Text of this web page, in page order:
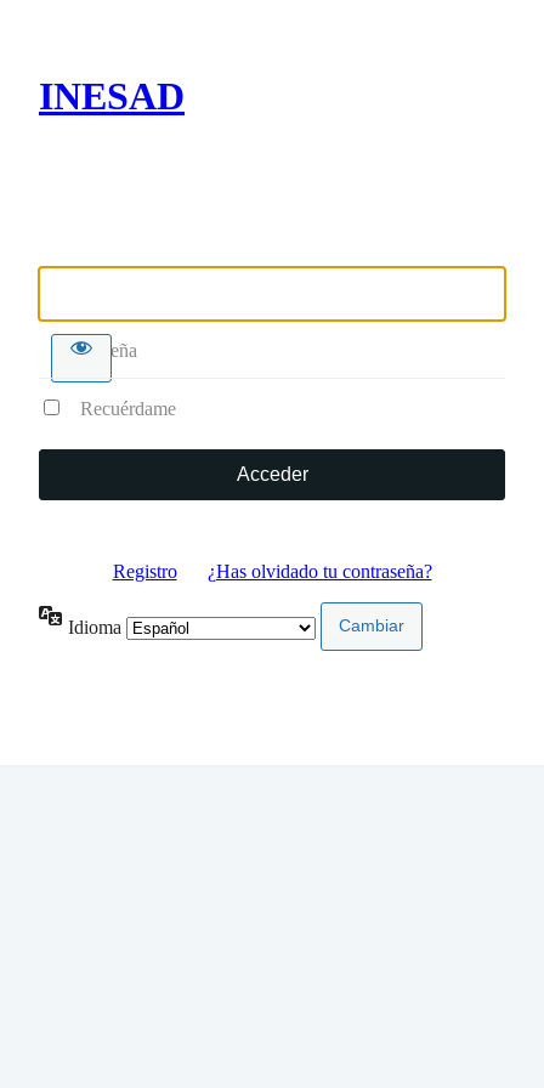
INESAD
Contraseña
Recuérdame
Registro ¿Has olvidado tu contraseña?
Idioma